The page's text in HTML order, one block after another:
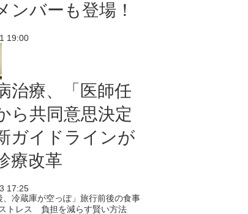
ンバーも登場！
19:00
治療、「医師任
ら共同意思決定
イドラインが
療改革
17:25